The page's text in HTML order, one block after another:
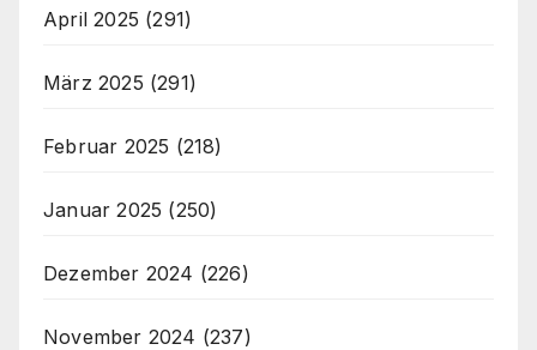
April 2025 (291)
März 2025 (291)
Februar 2025 (218)
Januar 2025 (250)
Dezember 2024 (226)
November 2024 (237)